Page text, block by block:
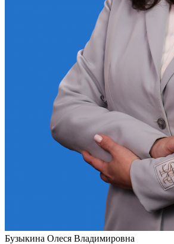
Бузыкина Олеся Владимировна